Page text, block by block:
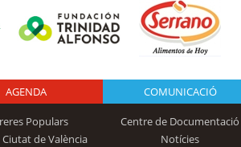
Logo Fundación
AGENDA
Populars
de València
COMUNICACIÓ
Centre de Documentació
Notícies